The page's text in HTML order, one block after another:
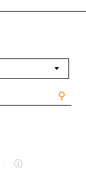
⚲
·